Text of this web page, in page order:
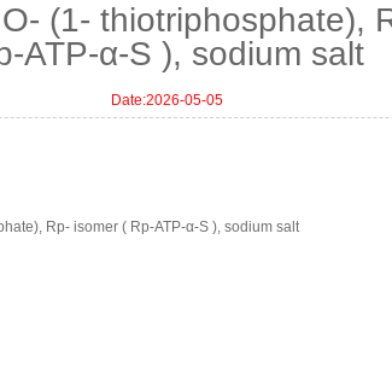
(1- thiotriphosphate),
ATP-α-S ), sodium salt
Date:2026-05-05
Rp- isomer ( Rp-ATP-α-S ), sodium salt